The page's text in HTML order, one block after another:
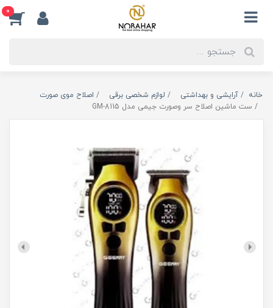
0
خانه آرایشی و بهداشتی لوازم شخصی برقی
اصلاح موی صورت
ست ماشین اصلاح سر وصورت جیمی مدل GM-8115